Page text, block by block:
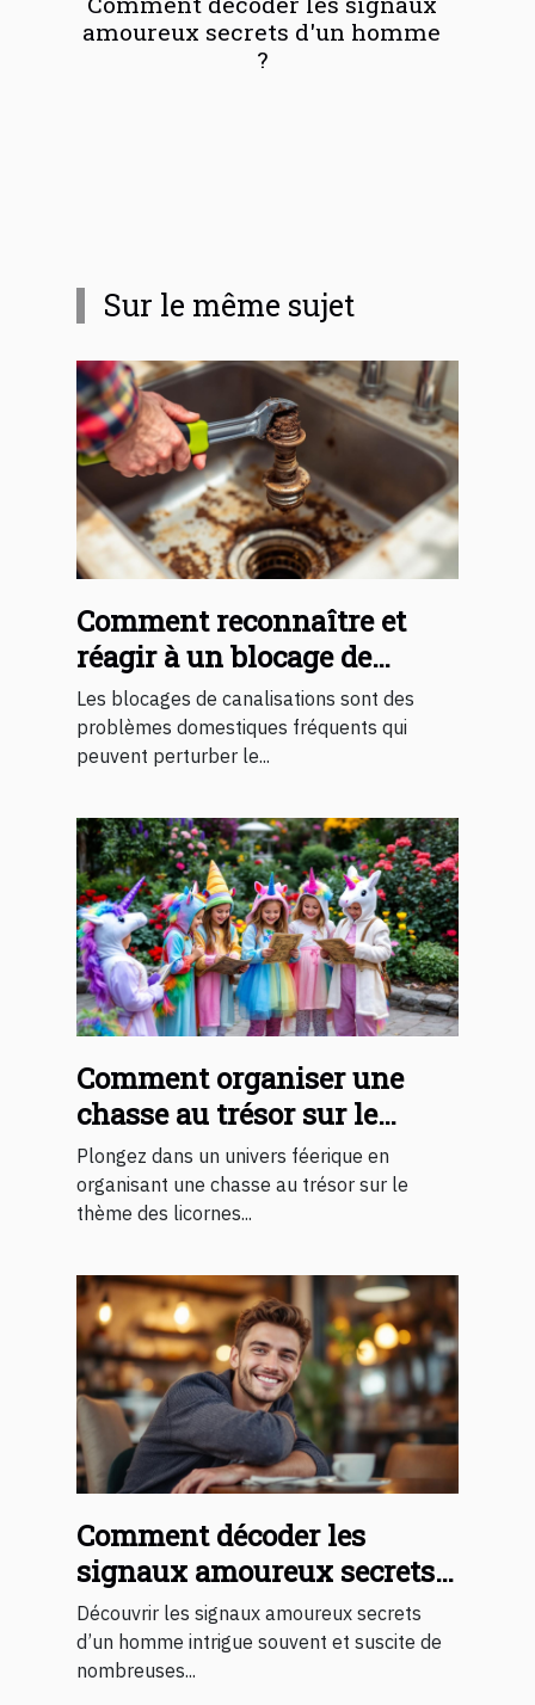
amoureux secrets d'un homme
?
Sur le même sujet
Comment reconnaître et
réagir à un blocage de
canalisations ?
Les blocages de canalisations sont des
problèmes domestiques fréquents qui
peuvent perturber le...
Comment organiser une
chasse au trésor sur le
thème des licornes pour
enfants ?
Plongez dans un univers féerique en
organisant une chasse au trésor sur le
thème des licornes...
Comment décoder les
signaux amoureux secrets
d'un homme ?
Découvrir les signaux amoureux secrets
d’un homme intrigue souvent et suscite de
nombreuses...